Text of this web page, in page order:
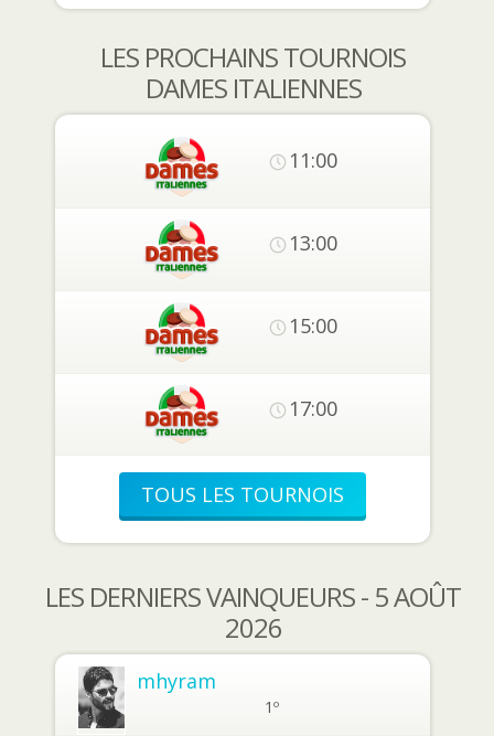
LES PROCHAINS TOURNOIS
DAMES ITALIENNES
11:00
13:00
15:00
17:00
TOUS LES TOURNOIS
LES DERNIERS VAINQUEURS - 5 AOÛT
2026
mhyram
1º